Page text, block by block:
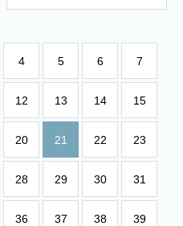
4 5 6 7
12 13 14 15
20 21 22 23
28 29 30 31
36 37 38 39